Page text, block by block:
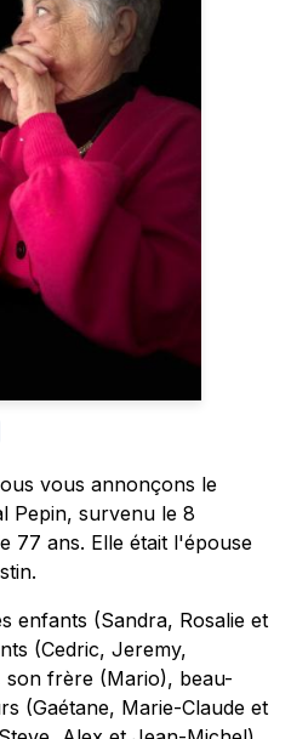
vous annonçons le
Pepin, survenu le 8
77 ans. Elle était l'épouse
enfants (Sandra, Rosalie et
(Cedric, Jeremy,
son frère (Mario), beau-
(Gaétane, Marie-Claude et